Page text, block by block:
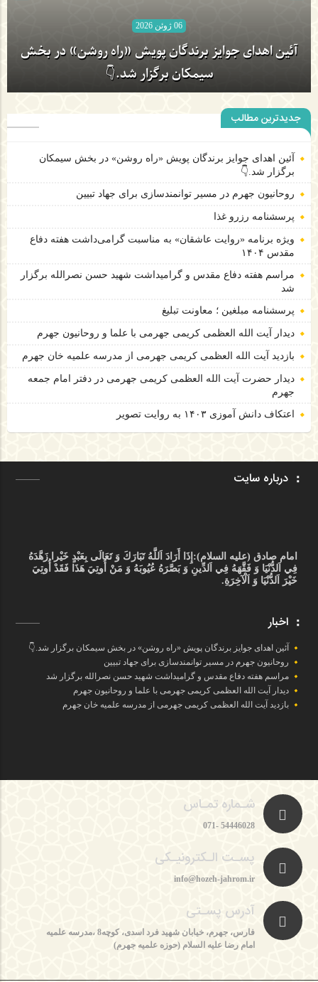
06 ژوئن 2026
سیمکان برگزار شد.👇
06 ژوئن 2026
جدیدترین مطالب
آئین اهدای جوایز برندگان پویش «راه روشن» در بخش سیمکان
برگزار شد.👇
روحانیون جهرم در مسیر توانمندسازی برای جهاد تبیین
پرسشنامه رزرو غذا
ویژه برنامه «روایت عاشقان» به مناسبت گرامی‌داشت هفته دفاع
مقدس ۱۴۰۴
مراسم هفته دفاع مقدس و گرامیداشت شهید حسن نصرالله برگزار
شد
پرسشنامه مبلغین ؛ معاونت تبلیغ
دیدار آیت الله العظمی کریمی جهرمی با علما و روحانیون جهرم
بازدید آیت الله العظمی کریمی جهرمی از مدرسه علمیه خان جهرم
دیدار حضرت آیت الله العظمی کریمی جهرمی در دفتر امام جمعه
جهرم
اعتکاف دانش آموزی ۱۴۰۳ به روایت تصویر
درباره سایت
امام صادق (علیه السلام): إِذَا أَرَادَ اَللَّهُ تَبَارَكَ وَ تَعَالَى بِعَبْدٍ خَيْرا زَهَّدَهُ
فِي اَلدُّنْيَا وَ فَقَّهَهُ فِي اَلدِّينِ وَ بَصَّرَهُ عُيُوبَهُ وَ مَنْ أُوتِيَ هَذَا فَقَدْ أُوتِيَ
خَيْرَ اَلدُّنْيَا وَ اَلْآخِرَةِ.
اخبار
آئین اهدای جوایز برندگان پویش «راه روشن» در بخش سیمکان برگزار شد.👇
روحانیون جهرم در مسیر توانمندسازی برای جهاد تبیین
مراسم هفته دفاع مقدس و گرامیداشت شهید حسن نصرالله برگزار شد
دیدار آیت الله العظمی کریمی جهرمی با علما و روحانیون جهرم
بازدید آیت الله العظمی کریمی جهرمی از مدرسه علمیه خان جهرم
شـماره تمـاس
54446028 -071
پسـت الـکترونیـکی
info@hozeh-jahrom.ir
آدرس پسـتی
فارس، جهرم، خیابان شهید فرد اسدی، کوچه8 ،مدرسه علمیه
امام رضا علیه السلام (حوزه علمیه جهرم)